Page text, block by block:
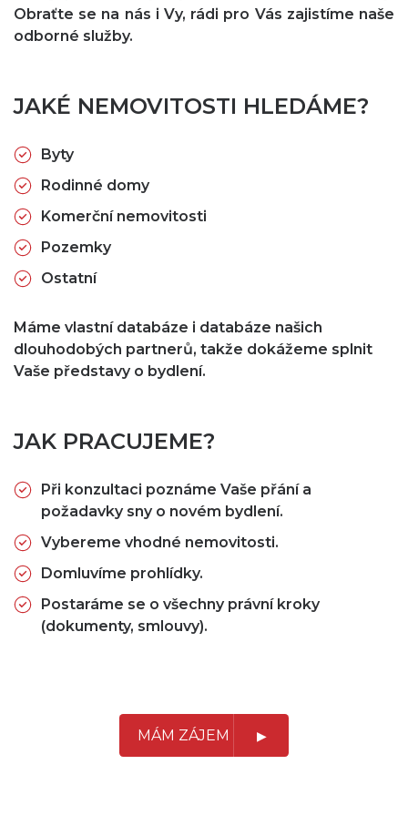
Obraťte se na nás i Vy, rádi pro Vás zajistíme naše
odborné služby.
JAKÉ NEMOVITOSTI HLEDÁME?
Byty
Rodinné domy
Komerční nemovitosti
Pozemky
Ostatní
Máme vlastní databáze i databáze našich
dlouhodobých partnerů, takže dokážeme splnit
Vaše představy o bydlení.
JAK PRACUJEME?
Při konzultaci poznáme Vaše přání a
požadavky sny o novém bydlení.
Vybereme vhodné nemovitosti.
Domluvíme prohlídky.
Postaráme se o všechny právní kroky
(dokumenty, smlouvy).
MÁM ZÁJEM